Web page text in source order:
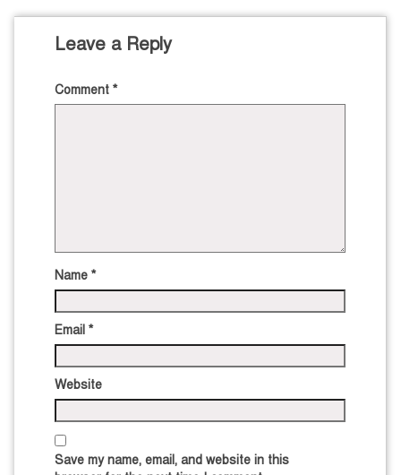
Leave a Reply
Comment *
Name *
Email *
Website
Save my name, email, and website in this